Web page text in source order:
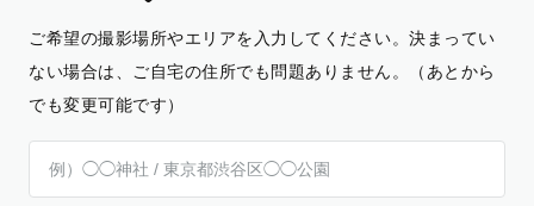
ご希望の撮影場所やエリアを入力してください。決まってい
ない場合は、ご自宅の住所でも問題ありません。（あとから
でも変更可能です）